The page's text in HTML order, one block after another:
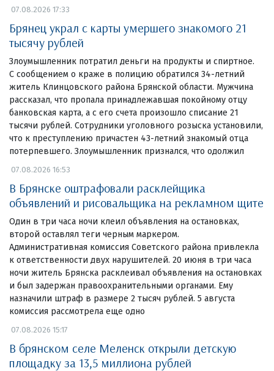
07.08.2026 17:33
Брянец украл с карты умершего знакомого 21
тысячу рублей
Злоумышленник потратил деньги на продукты и спиртное.
С сообщением о краже в полицию обратился 34-летний
житель Клинцовского района Брянской области. Мужчина
рассказал, что пропала принадлежавшая покойному отцу
банковская карта, а с его счета произошло списание 21
тысячи рублей. Сотрудники уголовного розыска установили,
что к преступлению причастен 43-летний знакомый отца
потерпевшего. Злоумышленник признался, что одолжил
07.08.2026 16:53
В Брянске оштрафовали расклейщика
объявлений и рисовальщика на рекламном щите
Один в три часа ночи клеил объявления на остановках,
второй оставлял теги черным маркером.
Административная комиссия Советского района привлекла
к ответственности двух нарушителей. 20 июня в три часа
ночи житель Брянска расклеивал объявления на остановках
и был задержан правоохранительными органами. Ему
назначили штраф в размере 2 тысяч рублей. 5 августа
комиссия рассмотрела еще одно
07.08.2026 15:17
В брянском селе Меленск открыли детскую
площадку за 13,5 миллиона рублей